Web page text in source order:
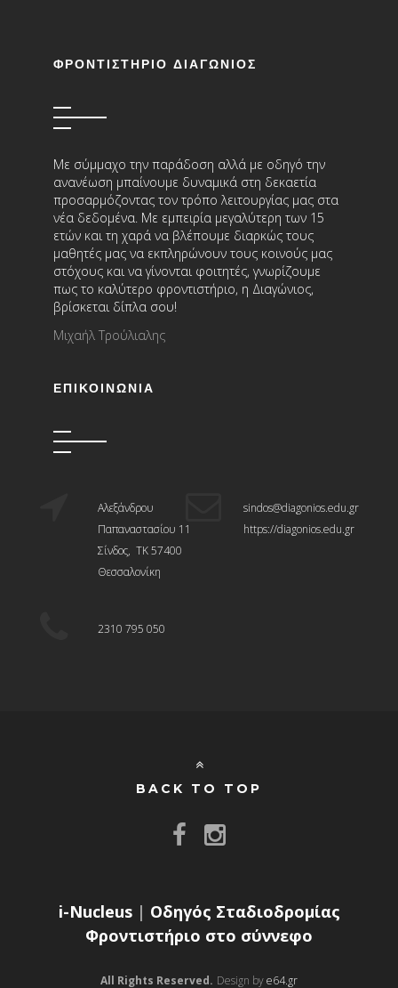
ΦΡΟΝΤΙΣΤΗΡΙΟ ΔΙΑΓΩΝΙΟΣ
Με σύμμαχο την παράδοση αλλά με οδηγό την
ανανέωση μπαίνουμε δυναμικά στη δεκαετία
προσαρμόζοντας τον τρόπο λειτουργίας μας στα
νέα δεδομένα. Με εμπειρία μεγαλύτερη των 15
ετών και τη χαρά να βλέπουμε διαρκώς τους
μαθητές μας να εκπληρώνουν τους κοινούς μας
στόχους και να γίνονται φοιτητές, γνωρίζουμε
πως το καλύτερο φροντιστήριο, η Διαγώνιος,
βρίσκεται δίπλα σου!
Μιχαήλ Τρούλιαλης
ΕΠΙΚΟΙΝΩΝΊΑ
Αλεξάνδρου
Παπαναστασίου 11
Σίνδος, ΤΚ 57400
Θεσσαλονίκη
sindos@diagonios.edu.gr
https://diagonios.edu.gr
2310 795 050
BACK TO TOP
i-Nucleus| Οδηγός Σταδιοδρομίας
Φροντιστήριο στο σύννεφο
All Rights Reserved. Design bye64.gr